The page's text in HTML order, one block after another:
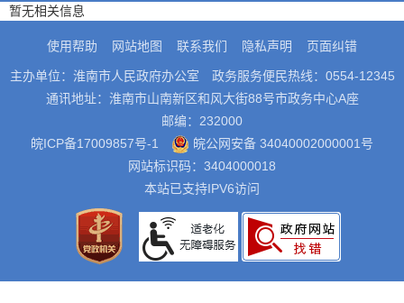
暂无相关信息
使用帮助 网站地图 联系我们 隐私声明 页面纠错
主办单位：淮南市人民政府办公室
政务服务便民热线：0554-12345
通讯地址：淮南市山南新区和风大街88号市政务中心A座
邮编：232000
皖ICP备17009857号-1
皖公网安备 34040002000001号
网站标识码：3404000018
本站已支持IPV6访问